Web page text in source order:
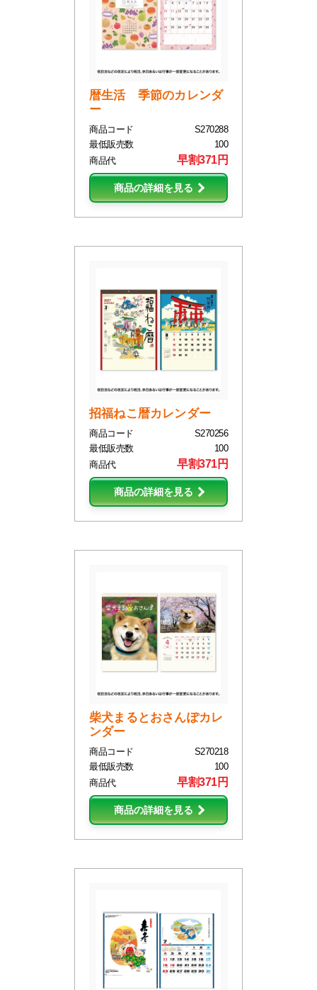
暦生活 季節のカレンダ
ー
商品コード
S270288
最低販売数
100
商品代
早割371円
商品の詳細を見る
招福ねこ暦カレンダー
商品コード
S270256
最低販売数
100
商品代
早割371円
商品の詳細を見る
柴犬まるとおさんぽカレ
ンダー
商品コード
S270218
最低販売数
100
商品代
早割371円
商品の詳細を見る